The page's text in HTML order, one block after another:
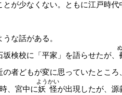
とが少なくない。ともに江戸時
な話がある。
検校に「平家」を語らせたが、
者どもが変に思っていたとこ
、宮中に妖怪
ようかい
が出現したが、源